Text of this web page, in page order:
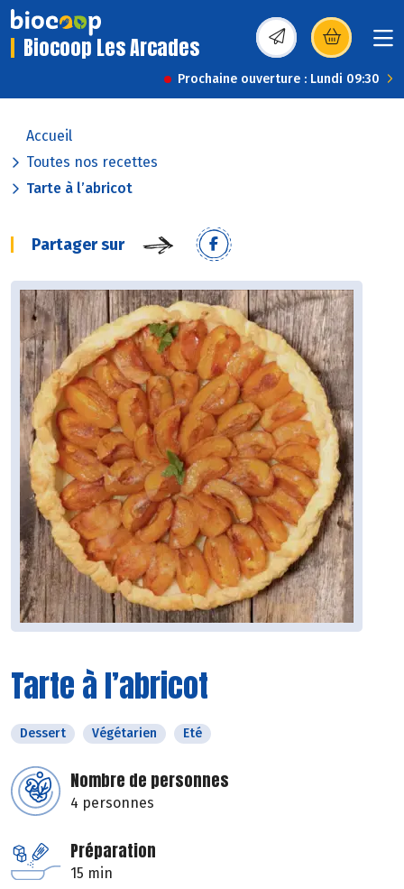
Biocoop Les Arcades (s’ouvre dans une
Prochaine ouverture : Lundi 09:30
Accueil
Toutes nos recettes
Tarte à l’abricot
Partager sur
Tarte à l’abricot
Dessert Végétarien Eté
Nombre de personnes
4 personnes
Préparation
15 min